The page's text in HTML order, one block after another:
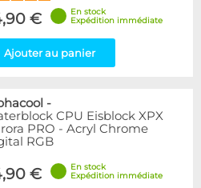
€
En stock
Expédition immédiate
Ajouter au panier
-
CPU Eisblock XPX
PRO - Acryl Chrome
RGB
€
En stock
Expédition immédiate